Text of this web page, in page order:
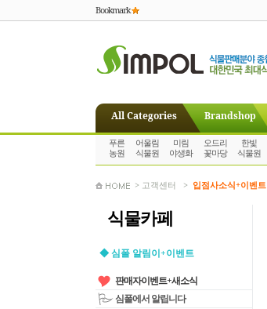
Bookmark
All Categories Brandshop
푸른
농원
어울림
식물원
미림
야생화
오드리
꽃마당
한빛
식물원
> 고객센터 > 입점사소식+이벤트
식물카페
◆ 심폴 알림이+이벤트
판매자이벤트+새소식
심폴에서 알립니다